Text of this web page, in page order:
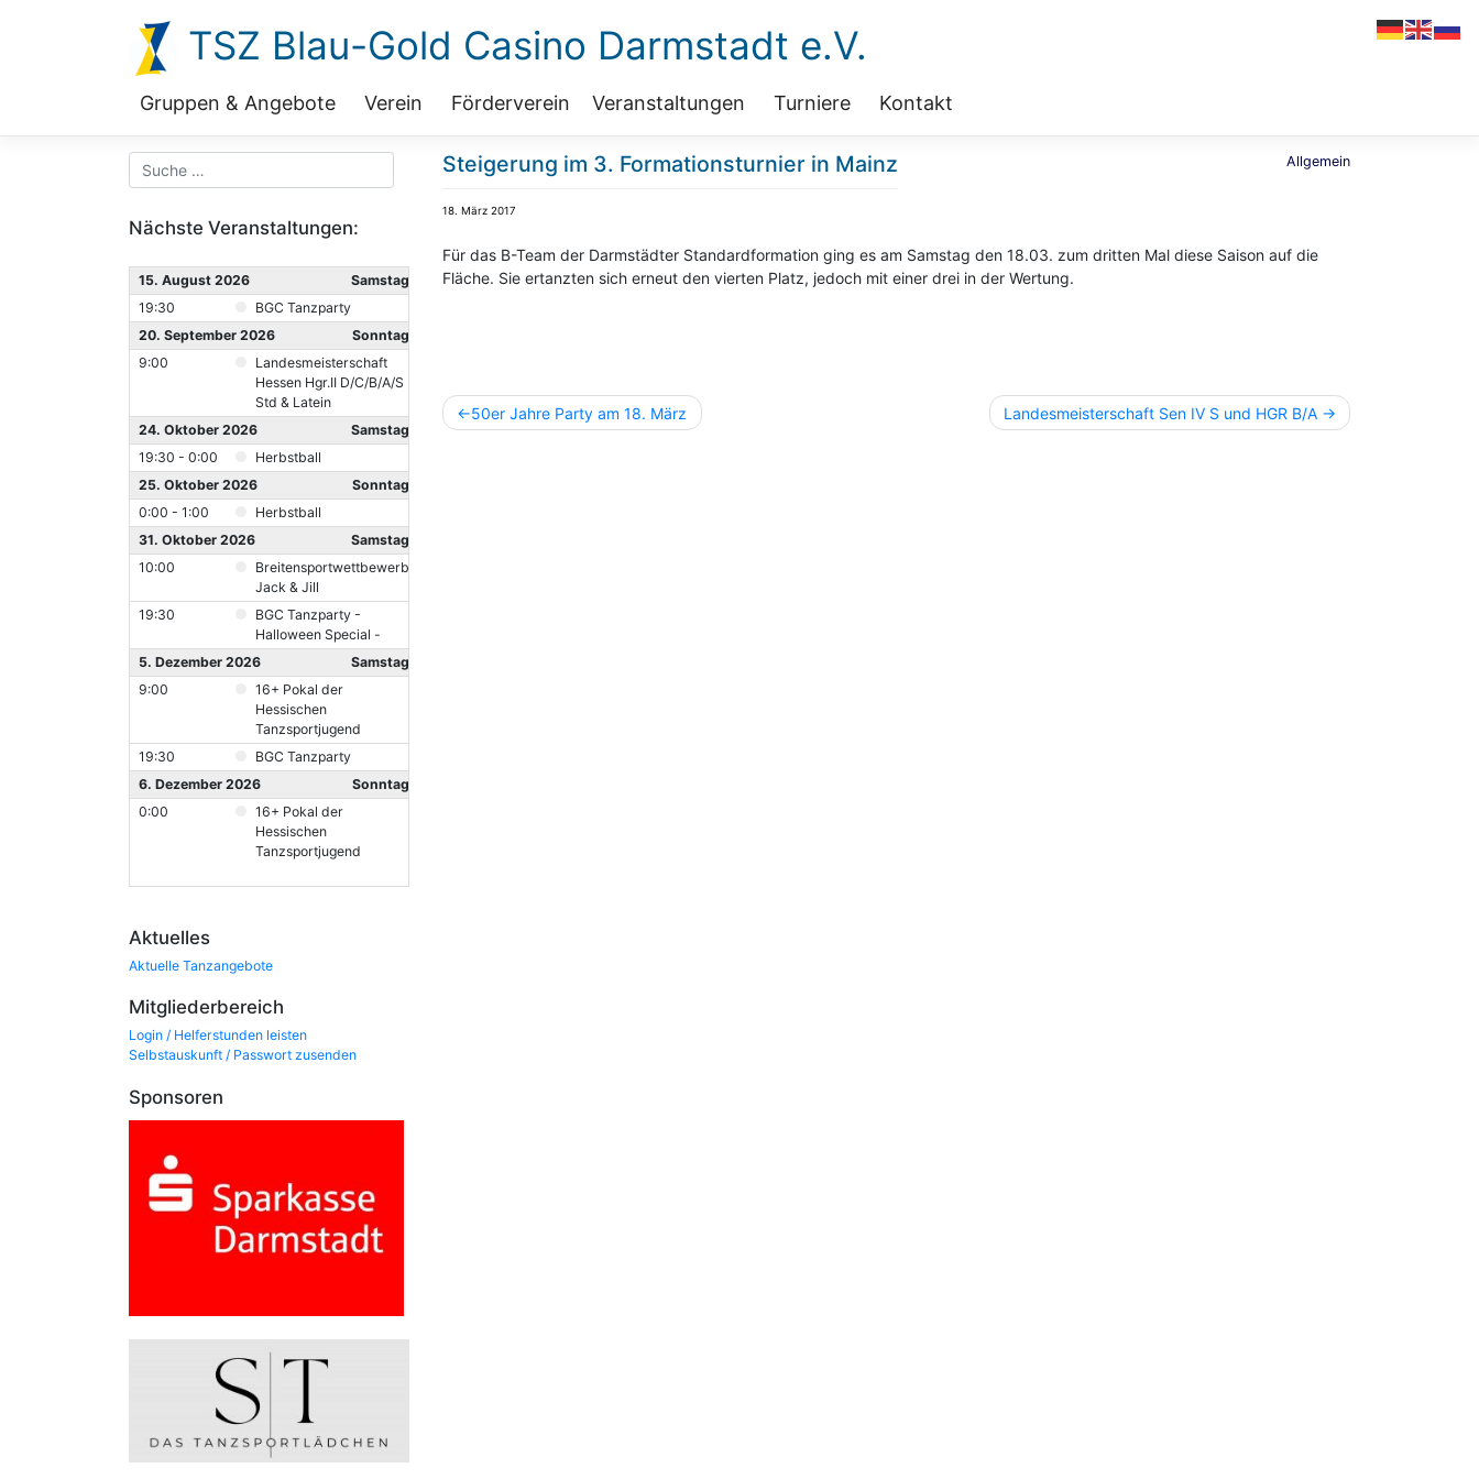
TSZ Blau-Gold Casino Darmstadt e.V.
Gruppen & Angebote Verein Förderverein Veranstaltungen Turniere Kontakt
Nächste Veranstaltungen:
15. August 2026
Samstag
19:30
BGC Tanzparty
20. September 2026
Sonntag
9:00
Landesmeisterschaft
Hessen Hgr.II D/C/B/A/S
Std & Latein
24. Oktober 2026
Samstag
19:30 - 0:00
Herbstball
25. Oktober 2026
Sonntag
0:00 - 1:00
Herbstball
31. Oktober 2026
Samstag
10:00
Breitensportwettbewerb
Jack & Jill
19:30
BGC Tanzparty -
Halloween Special -
5. Dezember 2026
Samstag
9:00
16+ Pokal der
Hessischen
Tanzsportjugend
19:30
BGC Tanzparty
6. Dezember 2026
Sonntag
0:00
16+ Pokal der
Hessischen
Tanzsportjugend
Aktuelles
Aktuelle Tanzangebote
Mitgliederbereich
Login / Helferstunden leisten
Selbstauskunft / Passwort zusenden
Sponsoren
Steigerung im 3. Formationsturnier in Mainz
18. März 2017
Allgemein
Für das B-Team der Darmstädter Standardformation ging es am Samstag den 18.03. zum dritten Mal diese Saison auf die
Fläche. Sie ertanzten sich erneut den vierten Platz, jedoch mit einer drei in der Wertung.
Beitragsnavigation
50er Jahre Party am 18. März Landesmeisterschaft Sen IV S und HGR B/A